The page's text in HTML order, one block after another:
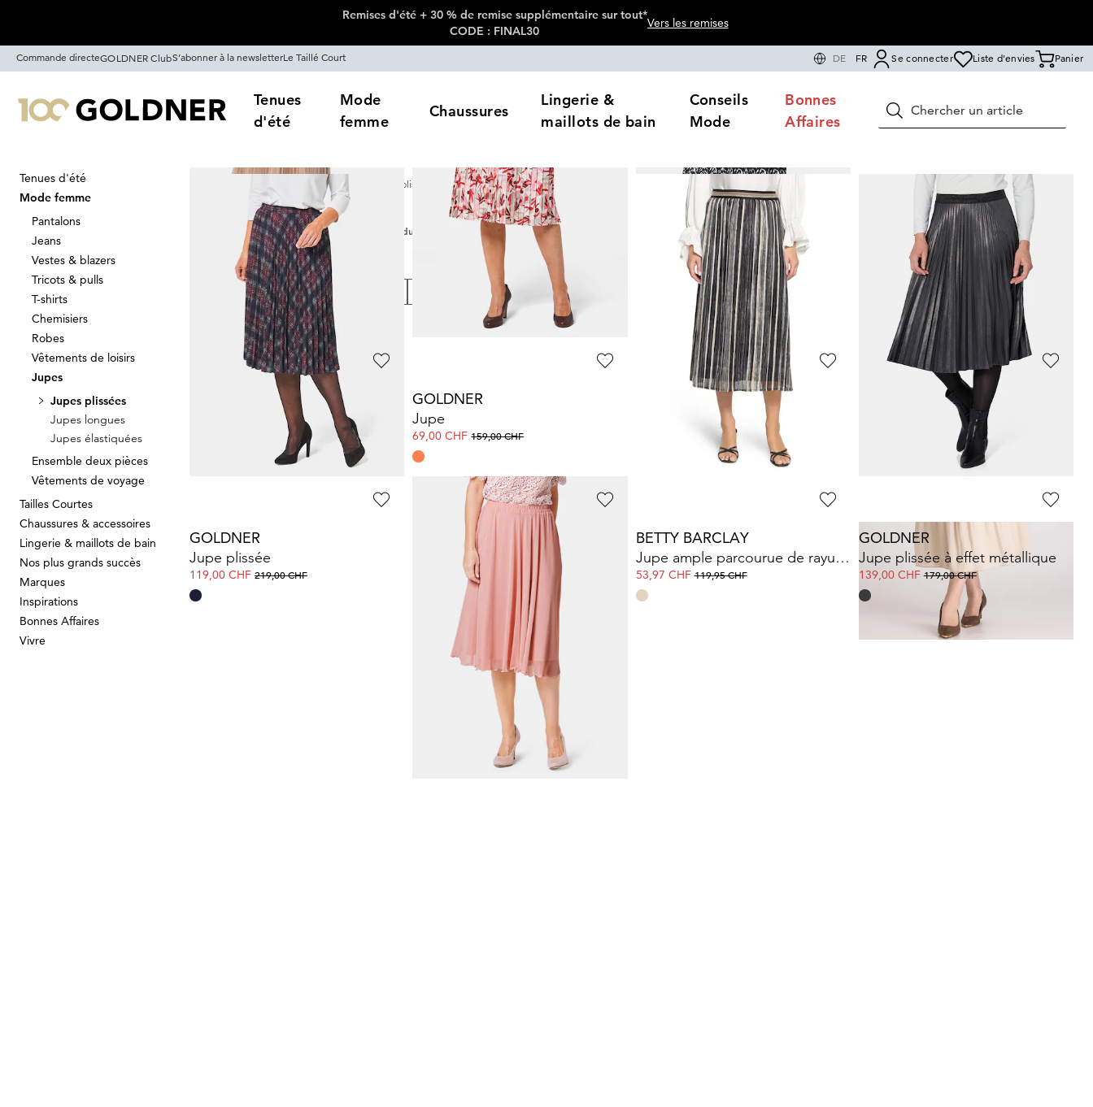
Remises d'été + 30 % de remise supplémentaire sur tout*
CODE : FINAL30
Vers les remises
Commande directeGOLDNER ClubS’abonner à la newsletterLe Taillé Court DE FR Se connecter Liste d'envies Panier
Tenues
d'été
Mode
femme
Chaussures
Lingerie &
maillots de bain
Conseils
Mode
Bonnes
Affaires
Rechercher
Tenues d'été
Mode femme
Pantalons
Jeans
Vestes & blazers
Tricots & pulls
T-shirts
Chemisiers
Robes
Vêtements de loisirs
Jupes
Jupes plissées
Jupes longues
Jupes élastiquées
Ensemble deux pièces
Vêtements de voyage
Tailles Courtes
Chaussures & accessoires
Lingerie & maillots de bain
Nos plus grands succès
Marques
Inspirations
Bonnes Affaires
Vivre
Jupes Jupes plissées
Jupes plissées Produits
Trier Par Promos
179,00 CHF
GOLDNER
Jupe
69,00 CHF159,00 CHF
Jupe en tricot jacquard
169,00 CHF
FRANK WALDER
149,00 CHF
GOLDNER
Jupe plissée
119,00 CHF 219,00 CHF
GOLDNER
Jupe en mousseline
99,00 CHF179,00 CHF
BETTY BARCLAY
Jupe ample parcourue de rayures scintillantes
53,97 CHF119,95 CHF
GOLDNER
Jupe plissée à effet métallique
139,00 CHF179,00 CHF